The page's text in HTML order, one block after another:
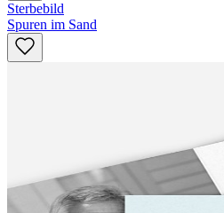
Sterbebild
Spuren im Sand